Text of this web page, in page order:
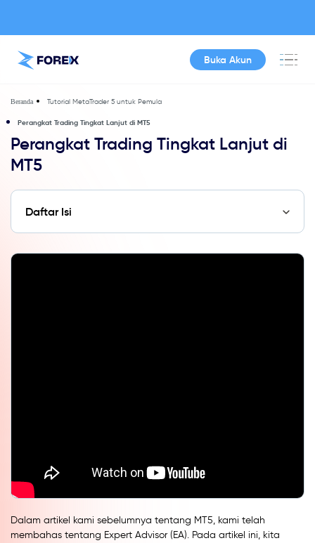
Buka Akun
Beranda Tutorial MetaTrader 5 untuk Pemula
Perangkat Trading Tingkat Lanjut di MT5
Perangkat Trading Tingkat Lanjut di
MT5
Daftar Isi
Dalam artikel kami sebelumnya tentang MT5, kami telah
membahas tentang Expert Advisor (EA). Pada artikel ini, kita